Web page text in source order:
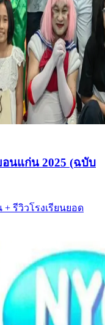
อนแก่น 2025 (ฉบับ
รีวิวโรงเรียนยอด